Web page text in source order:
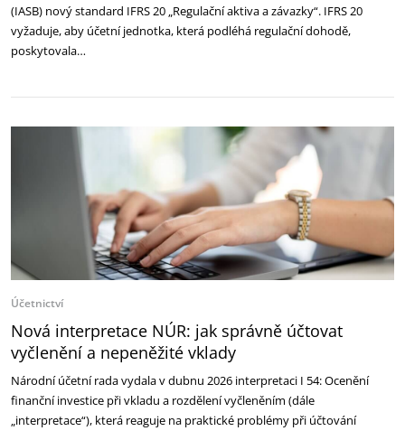
(IASB) nový standard IFRS 20 „Regulační aktiva a závazky“. IFRS 20
vyžaduje, aby účetní jednotka, která podléhá regulační dohodě,
poskytovala…
Účetnictví
Nová interpretace NÚR: jak správně účtovat
vyčlenění a nepeněžité vklady
Národní účetní rada vydala v dubnu 2026 interpretaci I 54: Ocenění
finanční investice při vkladu a rozdělení vyčleněním (dále
„interpretace“), která reaguje na praktické problémy při účtování